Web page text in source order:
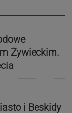
Żywieckim.
i Beskidy